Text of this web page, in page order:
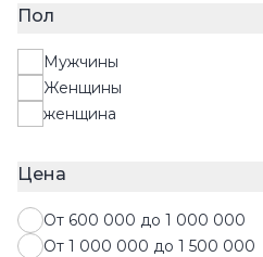
Рюкзаки
Сумки
Чемоданы
Чулки
Шарфы
Запонки
Пол
Мужчины
Женщины
женщина
Цена
От 600 000 до 1 000 000
От 1 000 000 до 1 500 000